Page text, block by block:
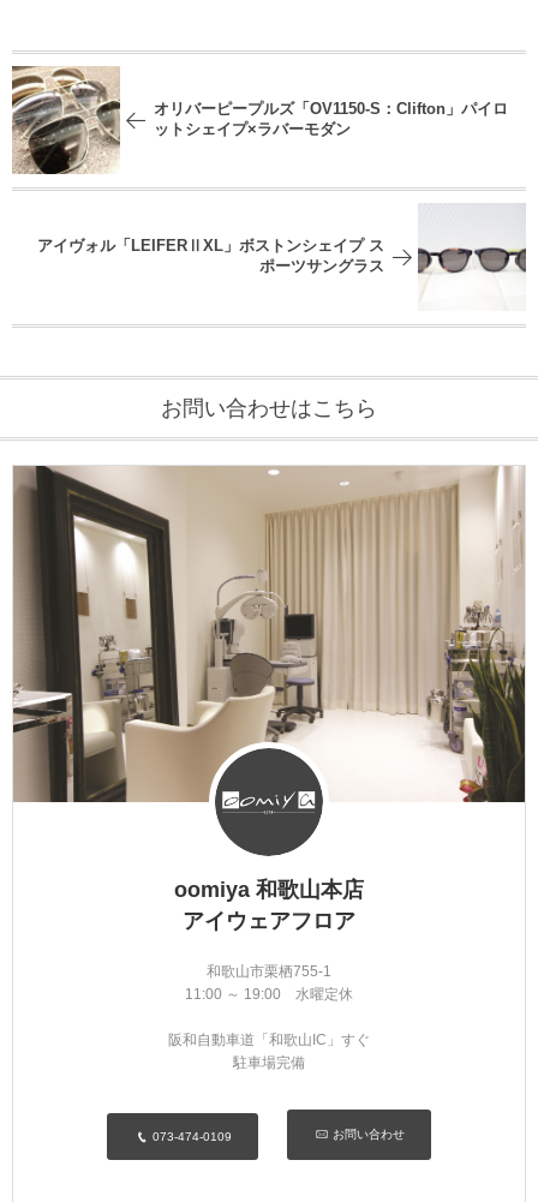
オリバーピープルズ「OV1150-S：Clifton」パイロ
ットシェイプ×ラバーモダン
アイヴォル「LEIFERⅡXL」ボストンシェイプ ス
ポーツサングラス
お問い合わせはこちら
oomiya 和歌山本店
アイウェアフロア
和歌山市栗栖755-1
11:00 ～ 19:00 水曜定休
阪和自動車道「和歌山IC」すぐ
駐車場完備
073-474-0109 お問い合わせ